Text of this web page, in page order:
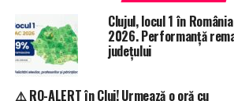
Clujul, locul 1 în
2026. Performanță
județului
⚠️ RO-ALERT în Cluj! Urmează o oră cu